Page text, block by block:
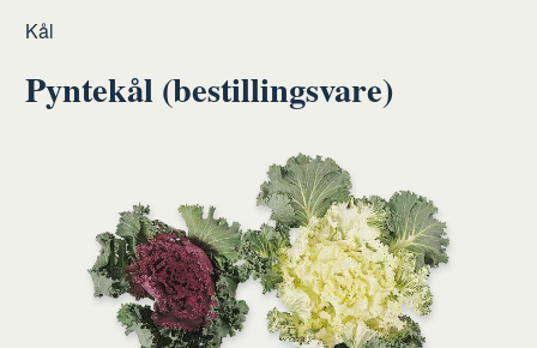
Hjem
Frukt
grønt
Råvarer
og
grønt
Grønnsaker
Kål
Pyntekål (bestillingsvare)